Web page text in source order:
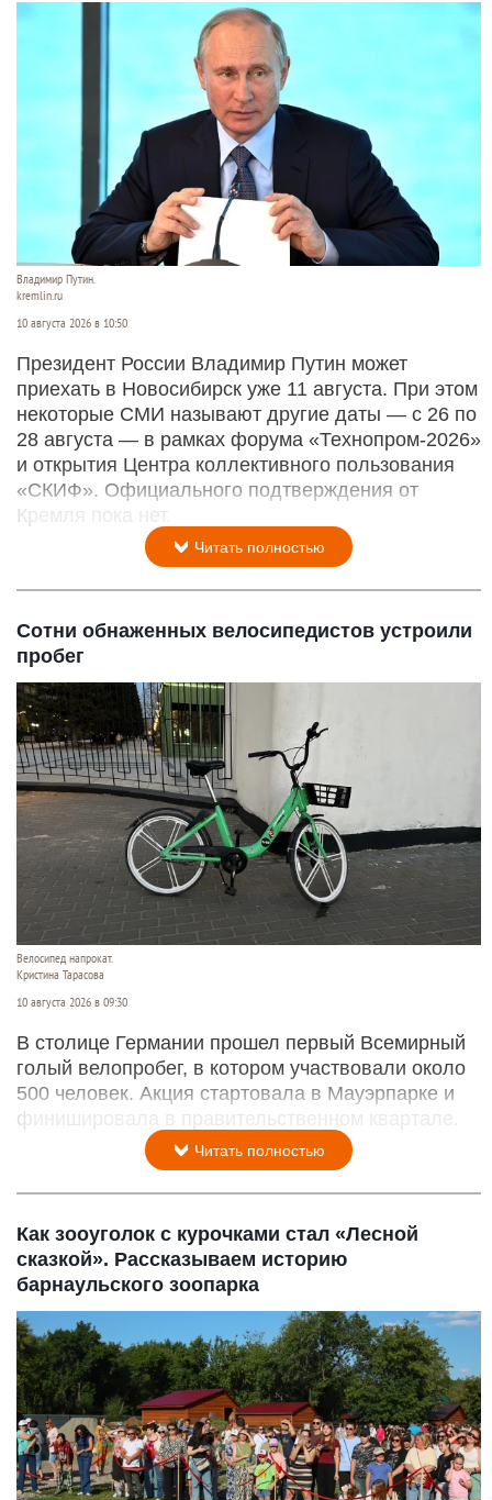
Владимир Путин.
kremlin.ru
10 августа 2026 в 10:50
Президент России Владимир Путин может
приехать в Новосибирск уже 11 августа. При этом
некоторые СМИ называют другие даты — с 26 по
28 августа — в рамках форума «Технопром-2026»
и открытия Центра коллективного пользования
«СКИФ». Официального подтверждения от
Кремля пока нет.
Читать полностью
Сотни обнаженных велосипедистов устроили
пробег
Велосипед напрокат.
Кристина Тарасова
10 августа 2026 в 09:30
В столице Германии прошел первый Всемирный
голый велопробег, в котором участвовали около
500 человек. Акция стартовала в Мауэрпарке и
финишировала в правительственном квартале.
Читать полностью
Как зооуголок с курочками стал «Лесной
сказкой». Рассказываем историю
барнаульского зоопарка